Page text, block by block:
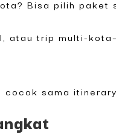
Bisa pilih paket
atau trip multi-
cocok sama